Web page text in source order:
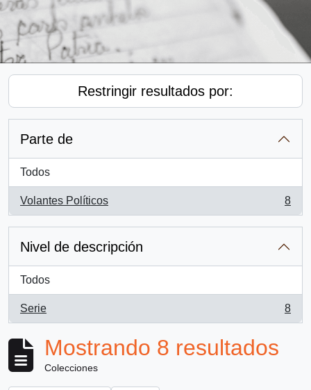
Restringir resultados por:
Parte de
Todos
Volantes Políticos
, 8 resultados
8
Nivel de descripción
Todos
Serie
, 8 resultados
8
Mostrando 8 resultados
Colecciones